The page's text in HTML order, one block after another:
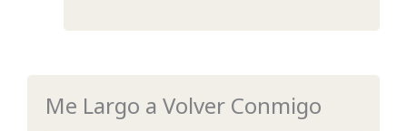
Me Largo a Volver Conmigo